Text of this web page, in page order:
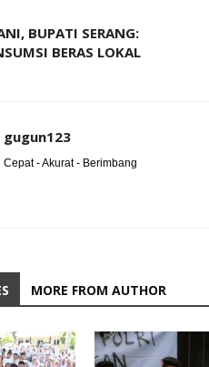
BUPATI SERANG:
BERAS LOKAL
gugun123
Cepat - Akurat - Berimbang
MORE FROM AUTHOR